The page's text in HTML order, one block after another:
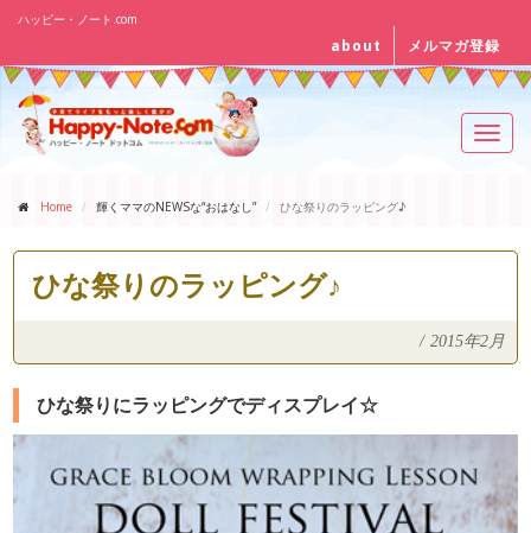
ハッピー・ノート.com
about メルマガ登録
Home 輝くママのNEWSな“おはなし” ひな祭りのラッピング♪
ひな祭りのラッピング♪
/ 2015年2月
ひな祭りにラッピングでディスプレイ☆